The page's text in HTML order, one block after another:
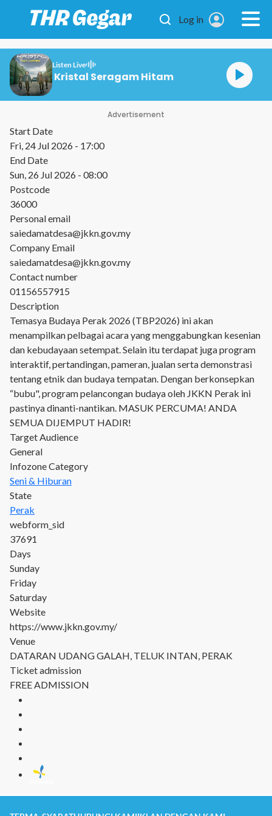
Log in
Listen Live
Kristal Seragam Hitam
Advertisement
Start Date
Fri, 24 Jul 2026 - 17:00
End Date
Sun, 26 Jul 2026 - 08:00
Postcode
36000
Personal email
saiedamatdesa@jkkn.gov.my
Company Email
saiedamatdesa@jkkn.gov.my
Contact number
01156557915
Description
Temasya Budaya Perak 2026 (TBP2026) ini akan
menampilkan pelbagai acara yang menggabungkan kesenian
dan kebudayaan setempat. Selain itu terdapat juga program
interaktif, pertandingan, pameran, jualan serta demonstrasi
tentang etnik dan budaya tempatan. Dengan berkonsepkan
“bubu", program pelancongan budaya oleh JKKN Perak ini
pastinya dinanti-nantikan. MASUK PERCUMA! ANDA
SEMUA DIJEMPUT HADIR!
Target Audience
General
Infozone Category
Seni & Hiburan
State
Perak
webform_sid
37691
Days
Sunday
Friday
Saturday
Website
https://www.jkkn.gov.my/
Venue
DATARAN UDANG GALAH, TELUK INTAN, PERAK
Ticket admission
FREE ADMISSION